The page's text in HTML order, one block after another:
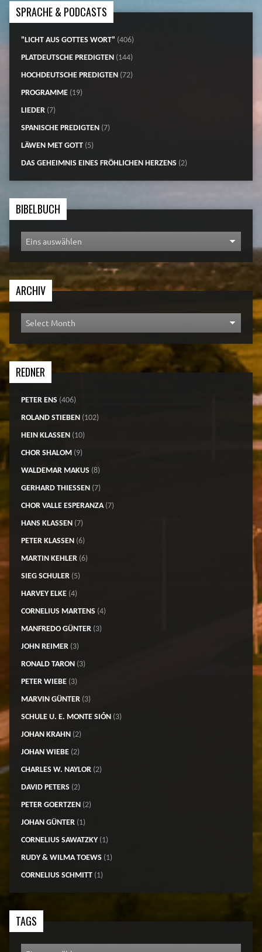
SPRACHE & PODCASTS
"LICHT AUS GOTTES WORT" (406)
PLATDEUTSCHE PREDIGTEN(144)
HOCHDEUTSCHE PREDIGTEN(72)
PROGRAMME(19)
LIEDER(7)
SPANISCHE PREDIGTEN(7)
LÄWEN MET GOTT(5)
DAS GEHEIMNIS EINES FRÖHLICHEN HERZENS(2)
BIBELBUCH
ARCHIV
REDNER
PETER ENS(406)
ROLAND STIEBEN(102)
HEIN KLASSEN(10)
CHOR SHALOM(9)
WALDEMAR MAKUS(8)
GERHARD THIESSEN(7)
CHOR VALLE ESPERANZA(7)
HANS KLASSEN(7)
PETER KLASSEN(6)
MARTIN KEHLER(6)
SIEG SCHULER(5)
HARVEY ELKE(4)
CORNELIUS MARTENS(4)
MANFREDO GÜNTER(3)
JOHN REIMER(3)
RONALD TARON(3)
PETER WIEBE(3)
MARVIN GÜNTER(3)
SCHULE U. E. MONTE SIÓN(3)
JOHAN KRAHN(2)
JOHAN WIEBE(2)
CHARLES W. NAYLOR(2)
DAVID PETERS(2)
PETER GOERTZEN(2)
JOHAN GÜNTER(1)
CORNELIUS SAWATZKY(1)
RUDY & WILMA TOEWS(1)
CORNELIUS SCHMITT(1)
TAGS